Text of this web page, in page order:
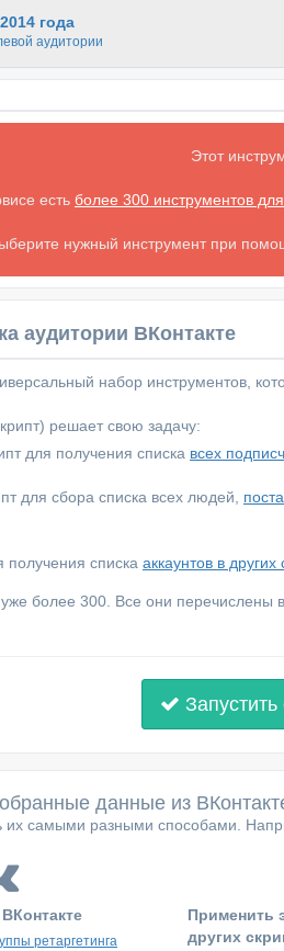
года
аудитории
Этот
есть более 300 инструментов
нужный инструмент при
аудитории ВКонтакте
набор инструментов,
решает свою задачу:
для получения списка всех
для сбора списка всех людей,
получения списка аккаунтов в других
уже более 300. Все они
данные из
их самыми разными способами.
ВКонтакте
ретаргетинга
Применить
других